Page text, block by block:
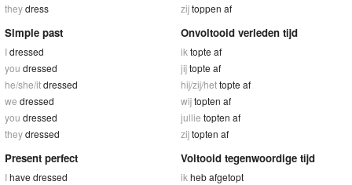
theydress
zijtoppen af
Simple past
Idressed
you dressed
he/she/itdressed
we dressed
you dressed
theydressed
Onvoltooid verleden tijd
ik topte af
jijtopte af
hij/zij/hettopte af
wijtopten af
jullie topten af
zijtopten af
Present perfect
Ihave dressed
Voltooid tegenwoordige tijd
ikheb afgetopt